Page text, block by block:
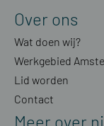
Over ons
Wat doen wij?
Werkgebied
Lid worden
Contact
Meer over